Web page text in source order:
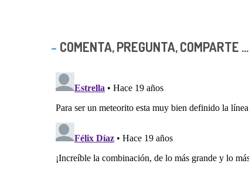
COMENTA, PREGUNTA, COMPARTE ...